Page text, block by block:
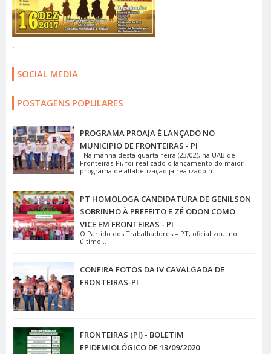
.
SOCIAL MEDIA
POSTAGENS POPULARES
PROGRAMA PROAJA É LANÇADO NO
MUNICIPIO DE FRONTEIRAS - PI
Na manhã desta quarta-feira (23/02), na UAB de
Fronteiras-Pi, foi realizado o lançamento do maior
programa de alfabetização já realizado n...
PT HOMOLOGA CANDIDATURA DE GENILSON
SOBRINHO À PREFEITO E ZÉ ODON COMO
VICE EM FRONTEIRAS - PI
O Partido dos Trabalhadores – PT, oficializou no
último...
CONFIRA FOTOS DA IV CAVALGADA DE
FRONTEIRAS-PI
FRONTEIRAS (PI) - BOLETIM
EPIDEMIOLÓGICO DE 13/09/2020